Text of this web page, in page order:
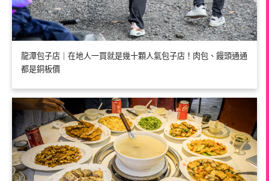
龍潭包子店｜在地人一買就是幾十顆人氣包子店！肉包、饅頭通通
都是銅板價